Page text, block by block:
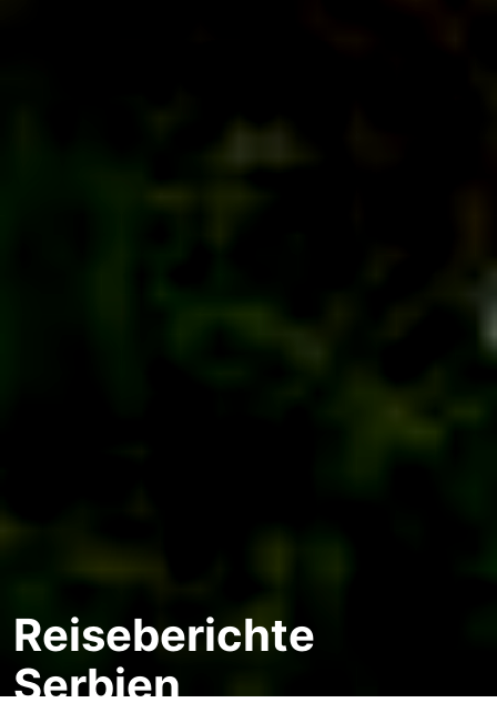
Reiseberichte
Serbien